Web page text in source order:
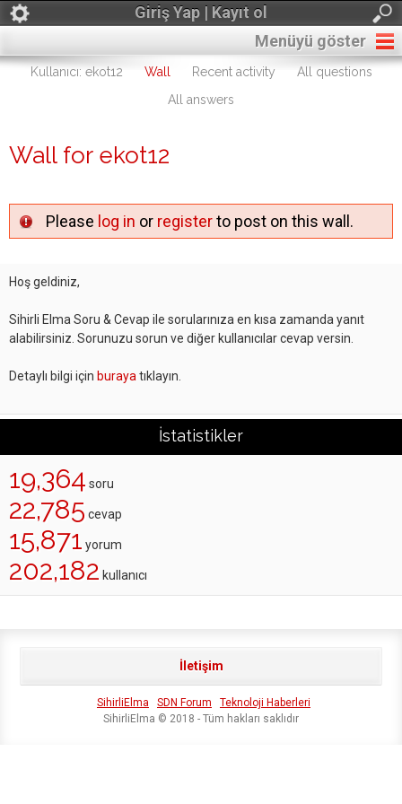
Giriş Yap | Kayıt ol
Menüyü göster
Kullanıcı: ekot12 Wall Recent activity
All questions
All answers
Wall for ekot12
Please log in or registerto post on this wall.
Hoş geldiniz,
Sihirli Elma Soru & Cevap ile sorularınıza en kısa zamanda yanıt
alabilirsiniz. Sorunuzu sorun ve diğer kullanıcılar cevap versin.
Detaylı bilgi için buraya tıklayın.
İstatistikler
19,364 soru
22,785 cevap
15,871 yorum
202,182 kullanıcı
İletişim
SihirliElma SDN Forum
Teknoloji Haberleri
SihirliElma © 2018 - Tüm hakları saklıdır